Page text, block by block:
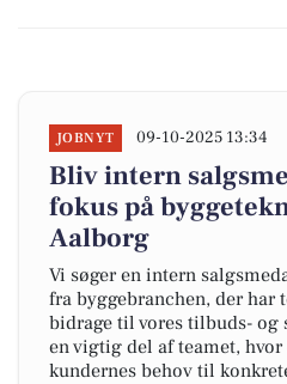
JOBNYT 09-10-2025 13:34
Bliv intern
fokus på
Aalborg
Vi søger en intern
fra byggebranchen, der har
bidrage til vores tilbuds-
en vigtig del af teamet,
kundernes behov til